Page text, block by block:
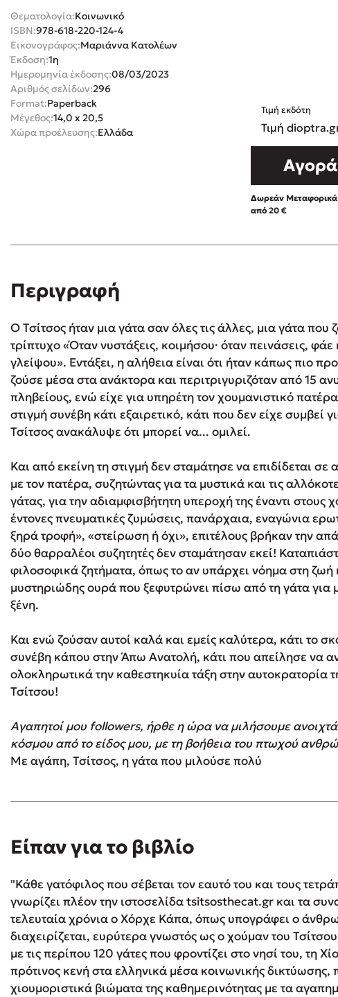
Playlist
Στέφανος Ξενάκης
Το λεξικό της ζωής σου
Δανάη Δεληγεώργη
Πάνω, κάτω, μπροστά, πίσω
Η μέθοδος Αφήστε τους
Ali Hazelwood
Cori Doerrfeld
Pierdomenico
Δανάη Ιμπραχήμ
Θεματολογία:Κοινωνικό
ISBN:978-618-220-124-4
Εικονογράφος:Μαριάννα Κατολέων
Έκδοση:1η
Ημερομηνία έκδοσης:08/03/2023
Αριθμός σελίδων:296
Format:Paperback
Μέγεθος:14,0 x 20,5
Χώρα προέλευσης:Ελλάδα
Τιμή εκδότη
Τιμή
Αγορά
Δωρεάν Μεταφορικά
από 20 €
Περιγραφή
Ο Τσίτσος ήταν μια γάτα σαν όλες τις άλλες, μια γάτα που
τρίπτυχο «Όταν νυστάξεις, κοιμήσου· όταν πεινάσεις,
γλείψου». Εντάξει, η αλήθεια είναι ότι ήταν κάπως πιο
ζούσε μέσα στα ανάκτορα και περιτριγυριζόταν από 15
πληβείους, ενώ είχε για υπηρέτη τον χουμανιστικό
στιγμή συνέβη κάτι εξαιρετικό, κάτι που δεν είχε συμβεί
Τσίτσος ανακάλυψε ότι μπορεί να... ομιλεί.
Και από εκείνη τη στιγμή δεν σταμάτησε να επιδίδεται σε
με τον πατέρα, συζητώντας για τα μυστικά και τις
γάτας, για την αδιαμφισβήτητη υπεροχή της έναντι
έντονες πνευματικές ζυμώσεις, πανάρχαια, εναγώνια
ξηρά τροφή», «στείρωση ή όχι», επιτέλους βρήκαν την
δύο θαρραλέοι συζητητές δεν σταμάτησαν εκεί!
φιλοσοφικά ζητήματα, όπως το αν υπάρχει νόημα στη ζωή
μυστηριώδης ουρά που ξεφυτρώνει πίσω από τη γάτα για
ξένη.
Και ενώ ζούσαν αυτοί καλά και εμείς καλύτερα, κάτι το
συνέβη κάπου στην Άπω Ανατολή, κάτι που απείλησε να
ολοκληρωτικά την καθεστηκυία τάξη στην αυτοκρατορία
Τσίτσου!
Αγαπητοί μου followers, ήρθε η ώρα να μιλήσουμε ανοιχτά
κόσμου από το είδος μου, με τη βοήθεια του πτωχού
Με αγάπη, Τσίτσος, η γάτα που μιλούσε πολύ
Είπαν για το βιβλίο
"Κάθε γατόφιλος που σέβεται τον εαυτό του και τους
γνωρίζει πλέον την ιστοσελίδα tsitsosthecat.gr και τα
τελευταία χρόνια ο Χόρχε Κάπα, όπως υπογράφει ο
διαχειρίζεται, ευρύτερα γνωστός ως ο χούμαν του
με τις περίπου 120 γάτες που φροντίζει στο νησί του, τη
πρότινος κενή στα ελληνικά μέσα κοινωνικής δικτύωσης,
χιουμοριστικά βιώματα της καθημερινότητας με τα